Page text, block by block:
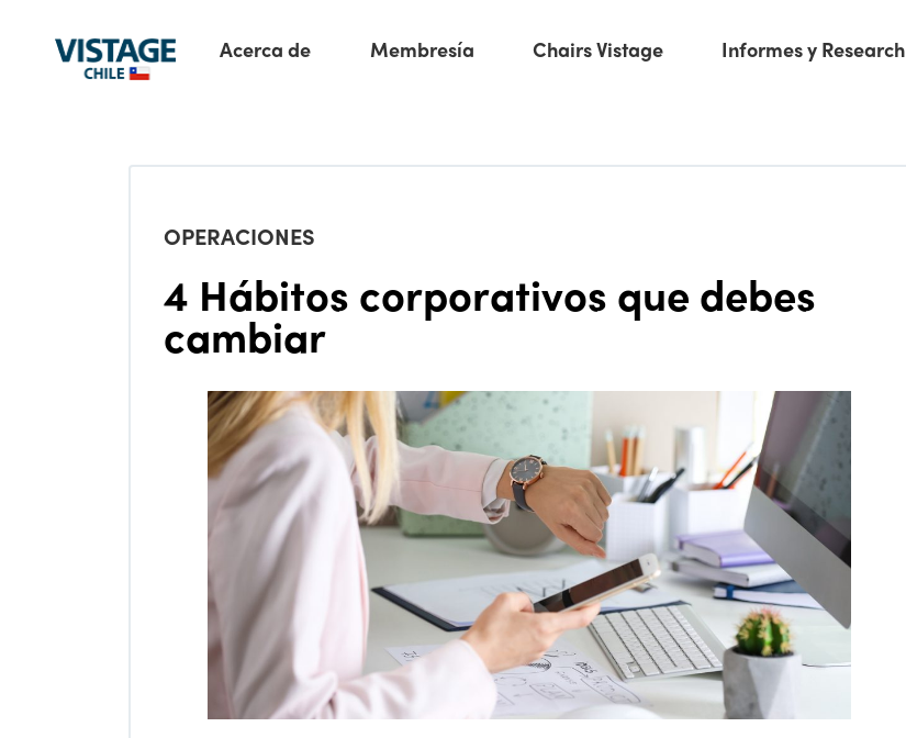
Acerca de Membresía Chairs Vistage Informes y Research
OPERACIONES
4 Hábitos corporativos que debes
cambiar